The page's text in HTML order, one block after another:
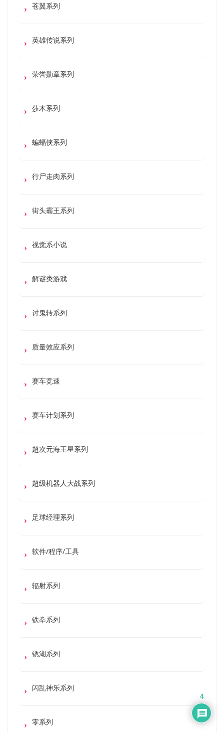
苍翼系列
英雄传说系列
荣誉勋章系列
莎木系列
蝙蝠侠系列
行尸走肉系列
街头霸王系列
视觉系小说
解谜类游戏
讨鬼转系列
质量效应系列
赛车竞速
赛车计划系列
超次元海王星系列
超级机器人大战系列
足球经理系列
软件/程序/工具
辐射系列
铁拳系列
锈湖系列
闪乱神乐系列
零系列
4